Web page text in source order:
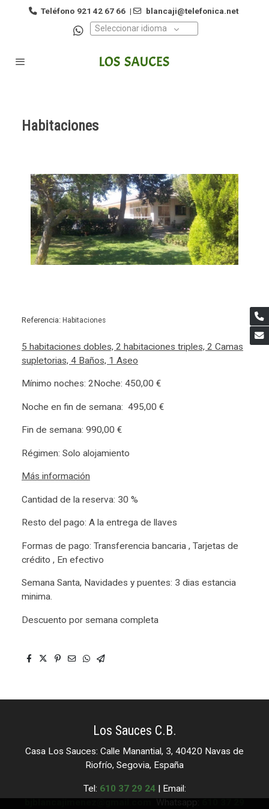
Teléfono 921 42 67 66 |
blancaji@telefonica.net
Seleccionar idioma
Habitaciones
Referencia: Habitaciones
5 habitaciones dobles, 2 habitaciones triples, 2 Camas
supletorias, 4 Baños, 1 Aseo
Mínimo noches: 2Noche: 450,00 €
Noche en fin de semana: 495,00 €
Fin de semana: 990,00 €
Régimen: Solo alojamiento
Más información
Cantidad de la reserva: 30 %
Resto del pago: A la entrega de llaves
Formas de pago: Transferencia bancaria , Tarjetas de
crédito , En efectivo
Semana Santa, Navidades y puentes: 3 dias estancia
minima.
Descuento por semana completa
Los Sauces C.B.
Casa Los Sauces: Calle Manantial, 3, 40420 Navas de
Riofrío, Segovia, España
Tel: 610 37 29 24| Email: